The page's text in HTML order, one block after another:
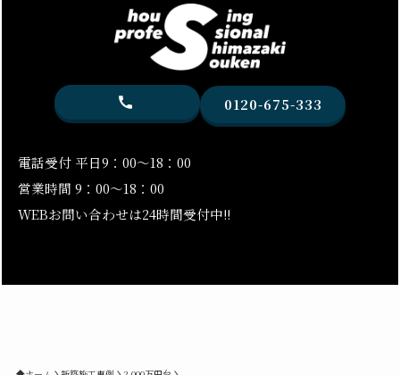
0120-675-333
電話受付 平日9：00～18：00
営業時間 9：00～18：00
WEBお問い合わせは24時間受付中!!